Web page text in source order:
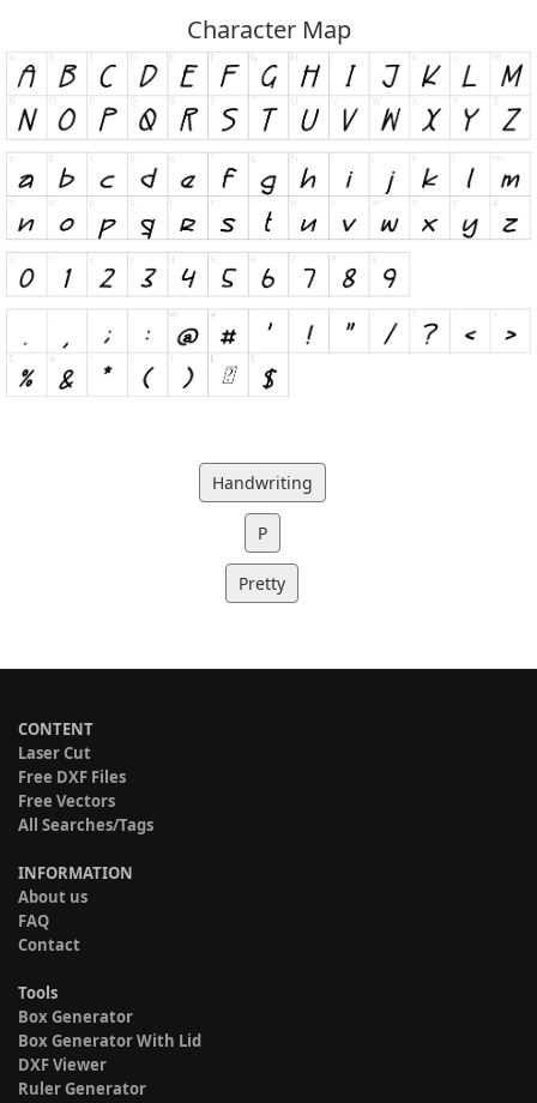
Character Map
Handwriting
P
Pretty
CONTENT
Laser Cut
Free DXF Files
Free Vectors
All Searches/Tags
INFORMATION
About us
FAQ
Contact
Tools
Box Generator
Box Generator With Lid
DXF Viewer
Ruler Generator